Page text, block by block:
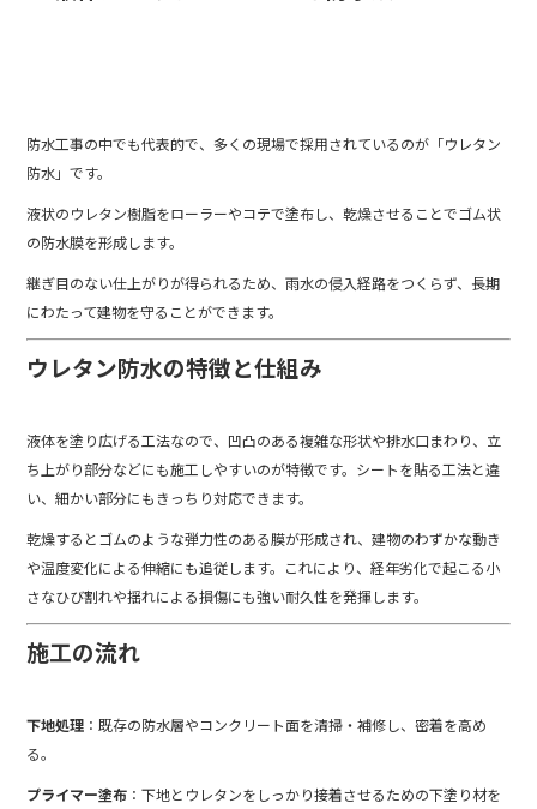
防水工事の中でも代表的で、多くの現場で採用されているのが「ウレタン
防水」です。
液状のウレタン樹脂をローラーやコテで塗布し、乾燥させることでゴム状
の防水膜を形成します。
継ぎ目のない仕上がりが得られるため、雨水の侵入経路をつくらず、長期
にわたって建物を守ることができます。
ウレタン防水の特徴と仕組み
液体を塗り広げる工法なので、凹凸のある複雑な形状や排水口まわり、立
ち上がり部分などにも施工しやすいのが特徴です。シートを貼る工法と違
い、細かい部分にもきっちり対応できます。
乾燥するとゴムのような弾力性のある膜が形成され、建物のわずかな動き
や温度変化による伸縮にも追従します。これにより、経年劣化で起こる小
さなひび割れや揺れによる損傷にも強い耐久性を発揮します。
施工の流れ
下地処理 ：既存の防水層やコンクリート面を清掃・補修し、密着を高め
る。
プライマー塗布 ：下地とウレタンをしっかり接着させるための下塗り材を